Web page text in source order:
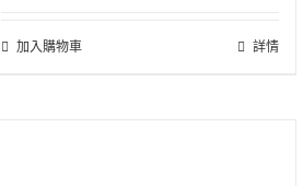
加入購物車 詳情